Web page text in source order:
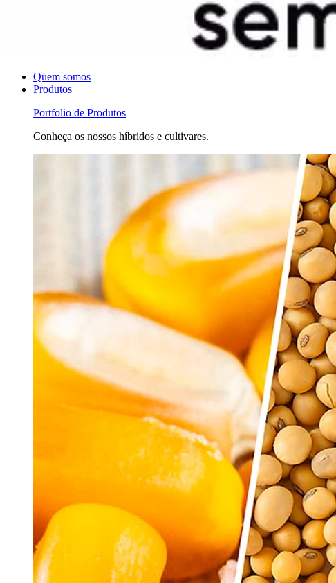
Quem somos
Produtos
Portfolio de Produtos
Conheça os nossos híbridos e cultivares.